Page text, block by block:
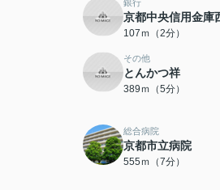
銀行
京都中央信用金庫
107ｍ（2分）
その他
とんかつ祥
389ｍ（5分）
総合病院
京都市立病院
555ｍ（7分）